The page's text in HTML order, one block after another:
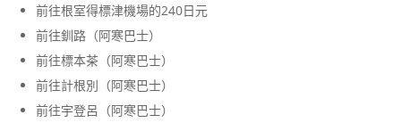
前往根室得標津機場的240日元
前往釧路（阿寒巴士）
前往標本茶（阿寒巴士）
前往計根別（阿寒巴士）
前往宇登呂（阿寒巴士）